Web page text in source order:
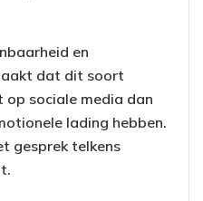
en
dat dit soort
sociale media dan
lading hebben.
gesprek telkens